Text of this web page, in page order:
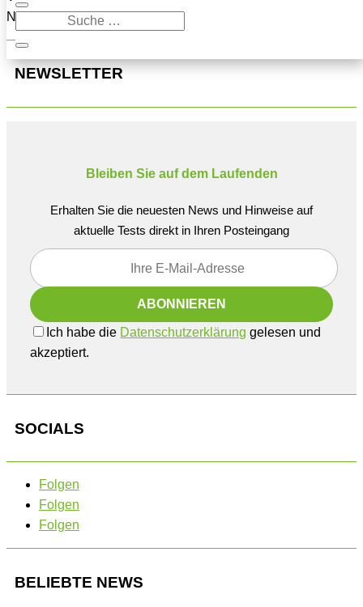
Navigation oben, um den Beitrag zu finden.
NEWSLETTER
Bleiben Sie auf dem Laufenden
Erhalten Sie die neuesten News und Hinweise auf
aktuelle Tests direkt in Ihren Posteingang
Ich habe die Datenschutzerklärung gelesen und
akzeptiert.
SOCIALS
Folgen
Folgen
Folgen
BELIEBTE NEWS